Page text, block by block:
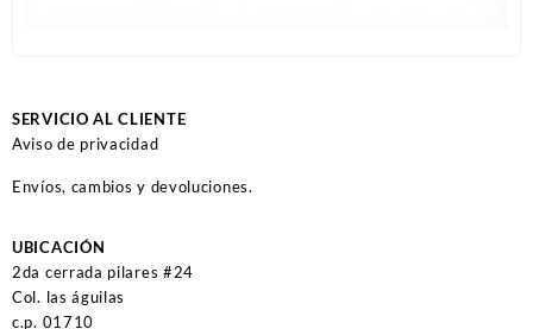
SERVICIO AL CLIENTE
Aviso de privacidad
Envíos, cambios y devoluciones.
UBICACIÓN
2da cerrada pilares #24
Col. las águilas
c.p. 01710